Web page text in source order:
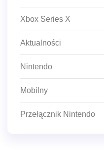
Xbox Series X
Aktualności
Nintendo
Mobilny
Przełącznik Nintendo